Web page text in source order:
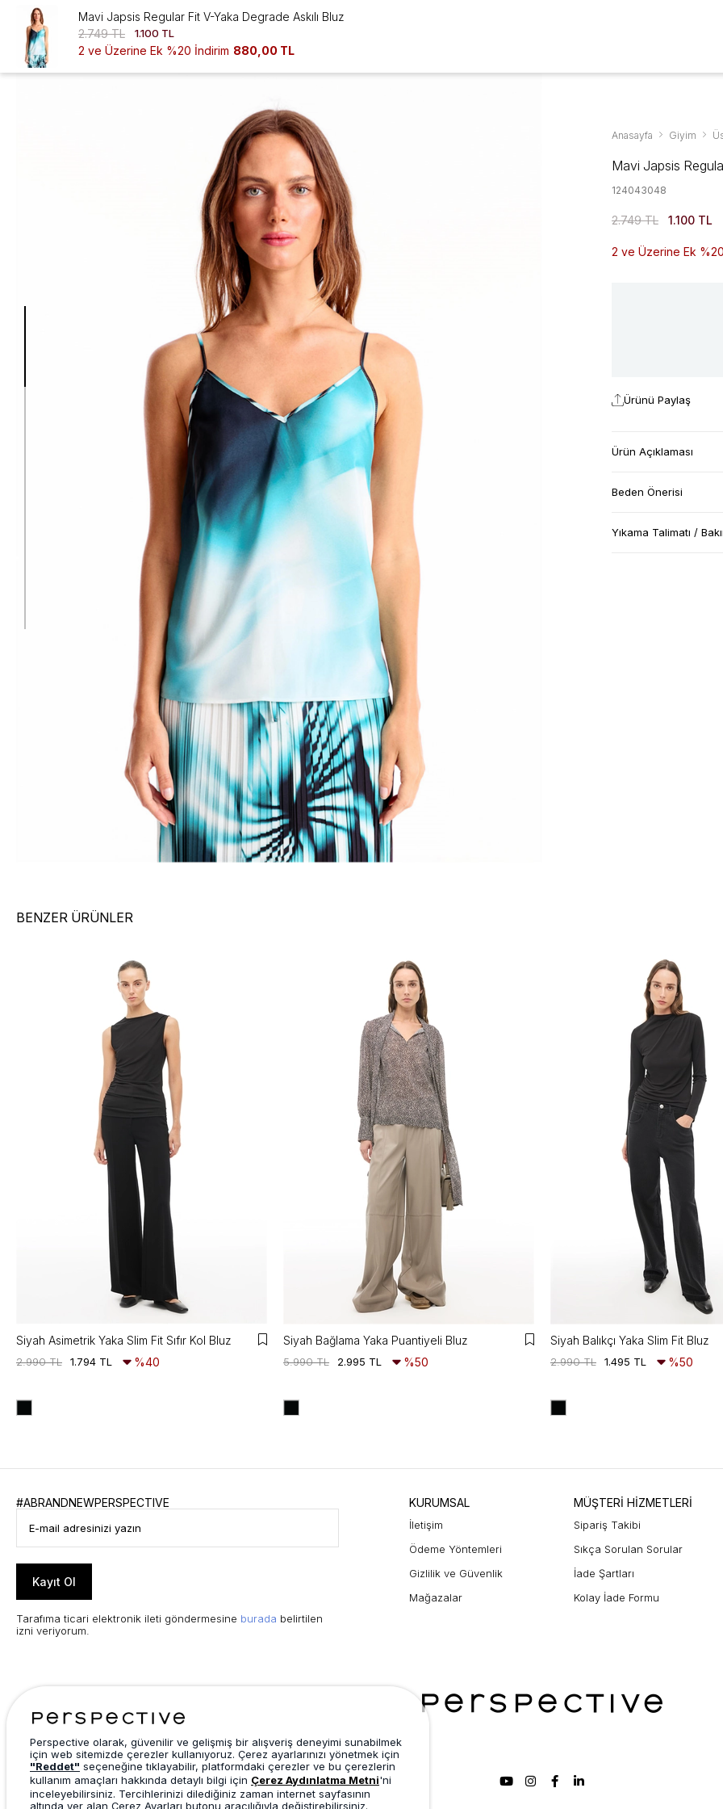
Anasayfa Giyim
Mavi Japsis
124043048
2.749 TL 1.100 TL
2 ve Üzerine Ek
Ürünü Paylaş
Ürün Açıklaması
Beden Önerisi
Yıkama Talimatı /
Mavi Japsis Regular Fit V-Yaka Degrade Askılı Bluz
2.749 TL
1.100 TL
2 ve Üzerine Ek %20 İndirim 880,00 TL
BENZER ÜRÜNLER
Siyah Asimetrik Yaka Slim Fit Sıfır Kol Bluz
1.794 TL
2.990 TL %40
Siyah Bağlama Yaka Puantiyeli Bluz
2.995 TL
5.990 TL %50
Siyah Balıkçı Yaka Slim Fit Bluz
1.495 TL
2.990 TL %50
#ABRANDNEWPERSPECTIVE
Kayıt Ol
Tarafıma ticari elektronik ileti göndermesine burada belirtilen
izni veriyorum.
KURUMSAL
İletişim
Ödeme Yöntemleri
Gizlilik ve Güvenlik
Mağazalar
MÜŞTERİ HİZMETLERİ
Sipariş Takibi
Sıkça Sorulan Sorular
İade Şartları
Kolay İade Formu
Perspective olarak, güvenilir ve gelişmiş bir alışveriş deneyimi sunabilmek
için web sitemizde çerezler kullanıyoruz. Çerez ayarlarınızı yönetmek için
"Reddet" seçeneğine tıklayabilir, platformdaki çerezler ve bu çerezlerin
kullanım amaçları hakkında detaylı bilgi için Çerez Aydınlatma Metni'ni
inceleyebilirsiniz. Tercihlerinizi dilediğiniz zaman internet sayfasının
altında yer alan Çerez Ayarları butonu aracılığıyla değiştirebilirsiniz.